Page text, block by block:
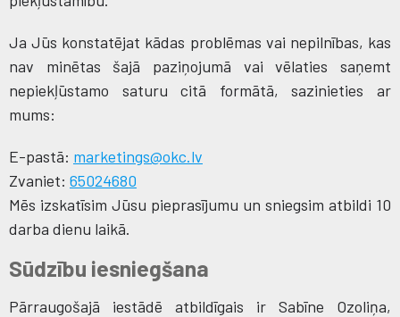
Ja Jūs konstatējat kādas problēmas vai nepilnības, kas
nav minētas šajā paziņojumā vai vēlaties saņemt
nepiekļūstamo saturu citā formātā, sazinieties ar
mums:
E-pastā: marketings@okc.lv
Zvaniet: 65024680
Mēs izskatīsim Jūsu pieprasījumu un sniegsim atbildi 10
darba dienu laikā.
Sūdzību iesniegšana
Pārraugošajā iestādē atbildīgais ir Sabīne Ozoliņa,